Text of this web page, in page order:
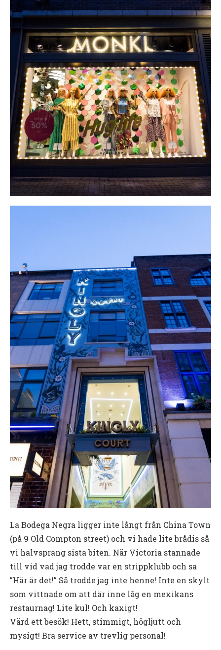
La Bodega Negra ligger inte långt från China Town
(på 9 Old Compton street) och vi hade lite brådis så
vi halvsprang sista biten. När Victoria stannade
till vid vad jag trodde var en strippklubb och sa
”Här är det!” Så trodde jag inte henne! Inte en skylt
som vittnade om att där inne låg en mexikans
restaurnag! Lite kul! Och kaxigt!
Värd ett besök! Hett, stimmigt, högljutt och
mysigt! Bra service av trevlig personal!